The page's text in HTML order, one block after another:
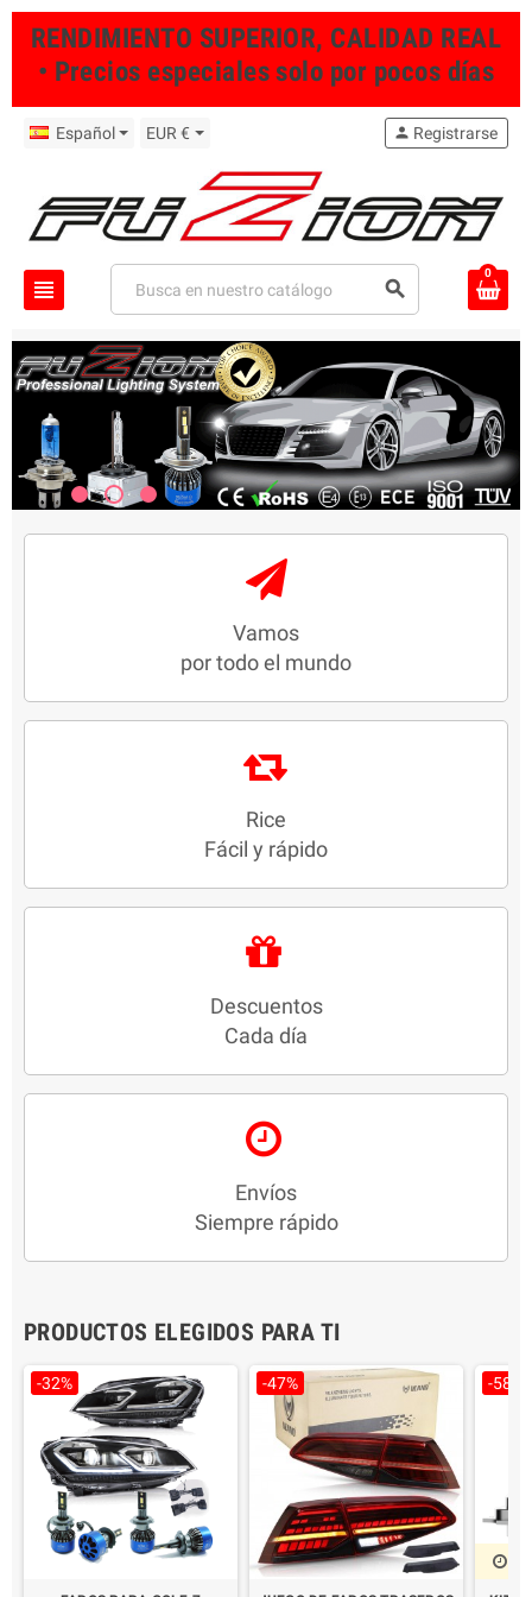
RENDIMIENTO SUPERIOR, CALIDAD REAL
• Precios especiales solo por pocos días
Español EUR €
view_headline search
person Registrarse
0
Vamos
por todo el mundo
Rice
Fácil y rápido
Descuentos
Cada día
Envíos
Siempre rápido
PRODUCTOS ELEGIDOS PARA TI
-32% -47% -58%